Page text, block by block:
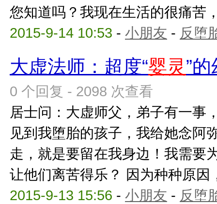
您知道吗？我现在生活的很痛苦
2015-9-14 10:53 - 小朋友 - 反堕
大虚法师：超度“婴灵”
0 个回复 - 2098 次查看
居士问：大虚师父，弟子有一事
见到我堕胎的孩子，我给她念阿
走，就是要留在我身边！我需要
让他们离苦得乐？ 因为种种原因
2015-9-13 15:56 - 小朋友 - 反堕